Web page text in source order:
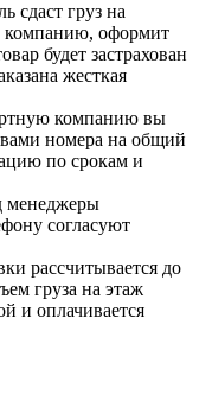
сдаст груз на
компанию, оформит
будет застрахован
жесткая
компанию вы
номера на общий
по срокам и
менеджеры
согласуют
рассчитывается до
груза на этаж
и оплачивается